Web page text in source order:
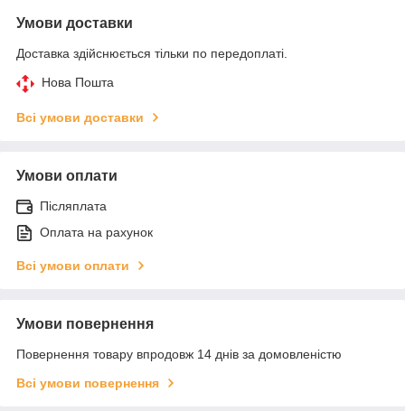
Умови доставки
Доставка здійснюється тільки по передоплаті.
Нова Пошта
Всі умови доставки
Умови оплати
Післяплата
Оплата на рахунок
Всі умови оплати
Умови повернення
Повернення товару впродовж 14 днів за домовленістю
Всі умови повернення